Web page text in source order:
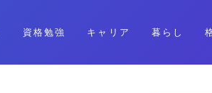
資格勉強 キャリア 暮らし